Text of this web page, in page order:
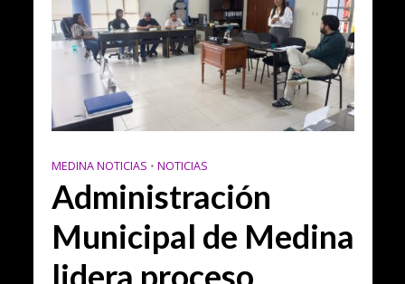
MEDINA NOTICIAS • NOTICIAS
Administración
Municipal de Medina